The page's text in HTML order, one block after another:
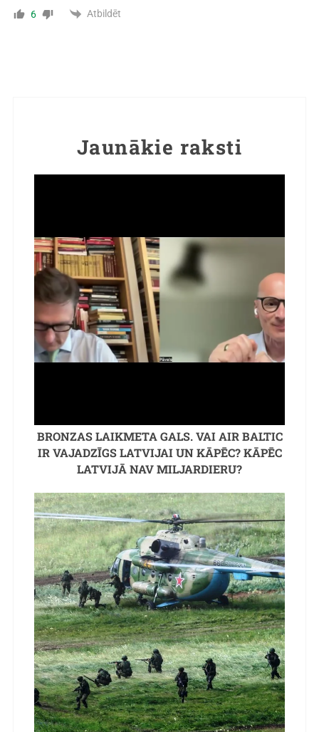
6 Atbildēt
Jaunākie raksti
BRONZAS LAIKMETA GALS. VAI AIR BALTIC
IR VAJADZĪGS LATVIJAI UN KĀPĒC? KĀPĒC
LATVIJĀ NAV MILJARDIERU?